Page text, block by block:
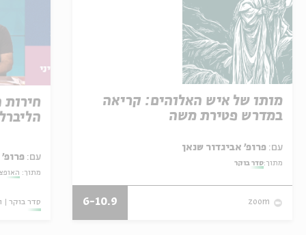
מותו של איש האלוהים: קריאה
במדרש פטירת משה
עם:
מתוך:סדר בוקר
zoom
6-10.9
עם: פרופ'
מתוך:
סדר בוקר